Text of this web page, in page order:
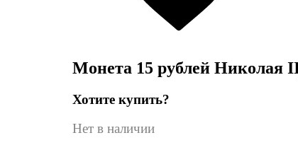
Монета 15 рублей Николая
Хотите купить?
Нет в наличии